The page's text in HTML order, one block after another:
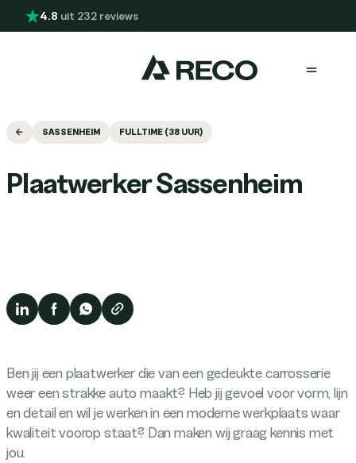
Overslaan en naar de inhoud gaan
4.8 uit 232 reviews
SASSENHEIM FULLTIME (38 UUR)
Plaatwerker Sassenheim
Ben jij een plaatwerker die van een gedeukte carrosserie
weer een strakke auto maakt? Heb jij gevoel voor vorm, lijn
en detail en wil je werken in een moderne werkplaats waar
kwaliteit voorop staat? Dan maken wij graag kennis met
jou.